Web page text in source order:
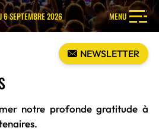
6 SEPTEMBRE 2026 MENU
NEWSLETTER
notre profonde gratitude à